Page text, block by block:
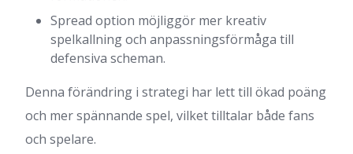
Spread option möjliggör mer kreativ
spelkallning och anpassningsförmåga till
defensiva scheman.
Denna förändring i strategi har lett till ökad poäng
och mer spännande spel, vilket tilltalar både fans
och spelare.